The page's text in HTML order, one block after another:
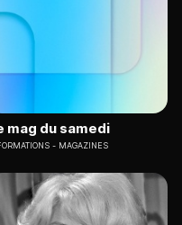
mag du samedi
MAGAZINES